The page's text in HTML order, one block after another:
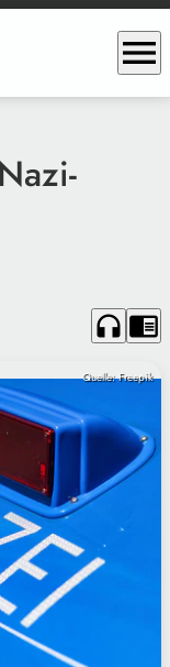
menu
headphones chrome_reader_mode
Quelle: Freepik